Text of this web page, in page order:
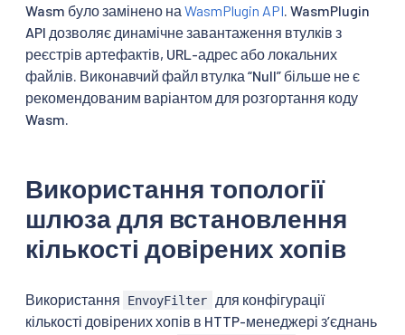
Wasm було замінено на WasmPlugin API . WasmPlugin
API дозволяє динамічне завантаження втулків з
реєстрів артефактів, URL-адрес або локальних
файлів. Виконавчий файл втулка “Null” більше не є
рекомендованим варіантом для розгортання коду
Wasm.
Використання топології
шлюза для встановлення
кількості довірених хопів
Використання EnvoyFilter
для конфігурації
кількості довірених хопів в HTTP-менеджері зʼєднань